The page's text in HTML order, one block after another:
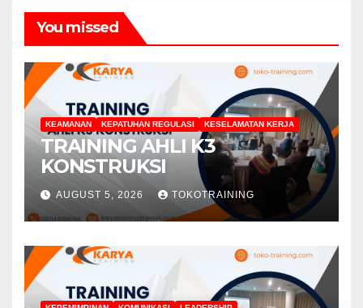
You missed
KEAMANAN KEPATUHAN REGULASI KESELAMATAN KERJA
TRAINING AHLI K3
KONSTRUKSI
AUGUST 5, 2026 TOKOTRAINING